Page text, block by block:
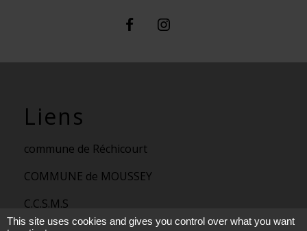
Liens
commune de Réchicourt
COMMUNE de MOUSSEY
C.C.S.M.S
This site uses cookies and gives you control over what you want